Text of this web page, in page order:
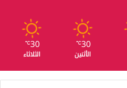
30
℃
الأثنين
30
℃
الثلاثاء